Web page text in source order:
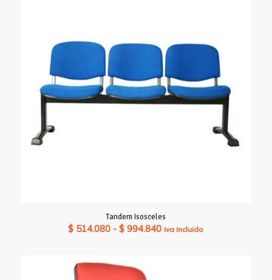
Tandem Isosceles
$ 514.080 - $ 994.840Rango
iva incluido